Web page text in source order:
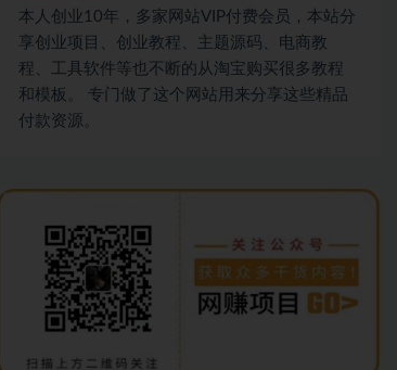
本人创业10年，多家网站VIP付费会员，本站分
享创业项目、创业教程、主题源码、电商教
程、工具软件等也不断的从淘宝购买很多教程
和模板。 专门做了这个网站用来分享这些精品
付款资源。